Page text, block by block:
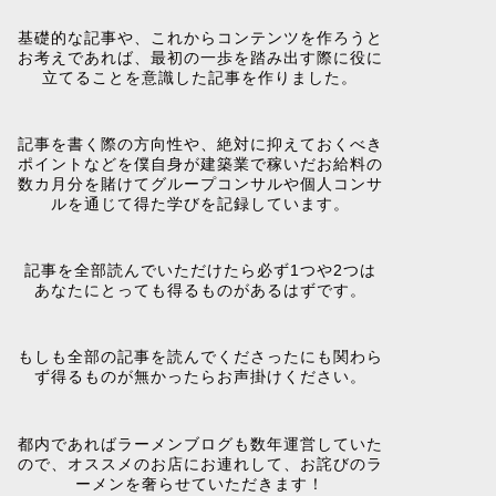
基礎的な記事や、これからコンテンツを作ろうと
お考えであれば、最初の一歩を踏み出す際に役に
立てることを意識した記事を作りました。
記事を書く際の方向性や、絶対に抑えておくべき
ポイントなどを僕自身が建築業で稼いだお給料の
数カ月分を賭けてグループコンサルや個人コンサ
ルを通じて得た学びを記録しています。
記事を全部読んでいただけたら必ず1つや2つは
あなたにとっても得るものがあるはずです。
もしも全部の記事を読んでくださったにも関わら
ず得るものが無かったらお声掛けください。
都内であればラーメンブログも数年運営していた
ので、オススメのお店にお連れして、お詫びのラ
ーメンを奢らせていただきます！